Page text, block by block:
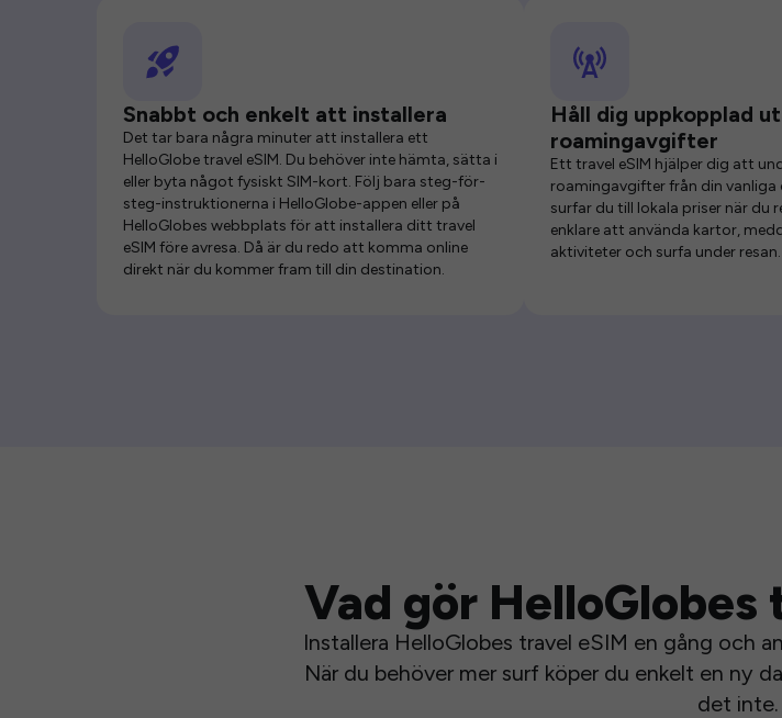
Snabbt och enkelt att installera
Det tar bara några minuter att installera ett
HelloGlobe travel eSIM. Du behöver inte hämta, sätta i
eller byta något fysiskt SIM-kort. Följ bara steg-för-
steg-instruktionerna i HelloGlobe-appen eller på
HelloGlobes webbplats för att installera ditt travel
eSIM före avresa. Då är du redo att komma online
direkt när du kommer fram till din destination.
Håll dig uppkopplad
roamingavgifter
Ett travel eSIM hjälper dig att
roamingavgifter från din vanliga
surfar du till lokala priser när du
enklare att använda kartor,
aktiviteter och surfa under resan.
Vad gör
Installera HelloGlobes travel eSIM en gång och
När du behöver mer surf köper du enkelt en ny
det inte.